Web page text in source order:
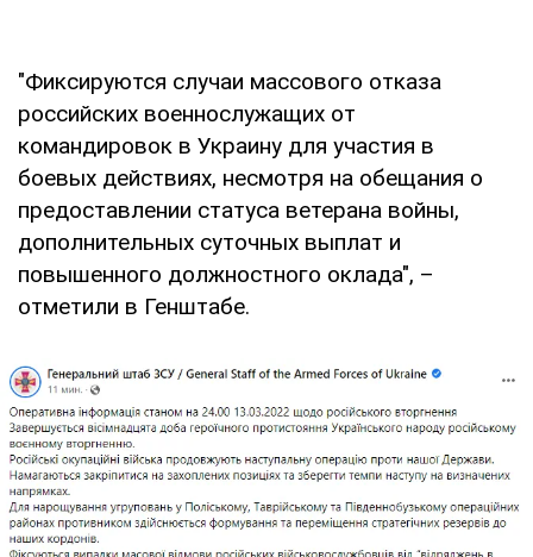
"Фиксируются случаи массового отказа
российских военнослужащих от
командировок в Украину для участия в
боевых действиях, несмотря на обещания о
предоставлении статуса ветерана войны,
дополнительных суточных выплат и
повышенного должностного оклада", –
отметили в Генштабе.